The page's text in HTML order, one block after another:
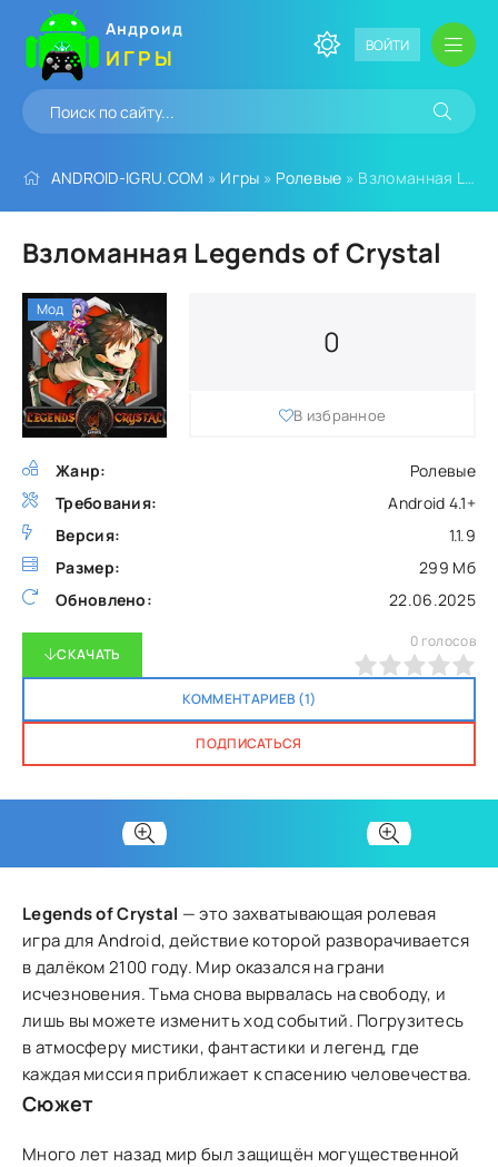
Андроид
ИГРЫ ВОЙТИ
ANDROID-IGRU.COM » Игры » Ролевые » Взломанная Legends of Crystal
Взломанная Legends of Crystal
Жанр:
Ролевые
Требования:
Android 4.1+
Версия:
1.1.9
Размер:
299 Мб
Обновлено:
22.06.2025
0
В избранное
СКАЧАТЬ
КОММЕНТАРИЕВ (1)
ПОДПИСАТЬСЯ
0 голосов
Мод
Legends of Crystal — это захватывающая ролевая
игра для Android, действие которой разворачивается
в далёком 2100 году. Мир оказался на грани
исчезновения. Тьма снова вырвалась на свободу, и
лишь вы можете изменить ход событий. Погрузитесь
в атмосферу мистики, фантастики и легенд, где
каждая миссия приближает к спасению человечества.
Сюжет
Много лет назад мир был защищён могущественной